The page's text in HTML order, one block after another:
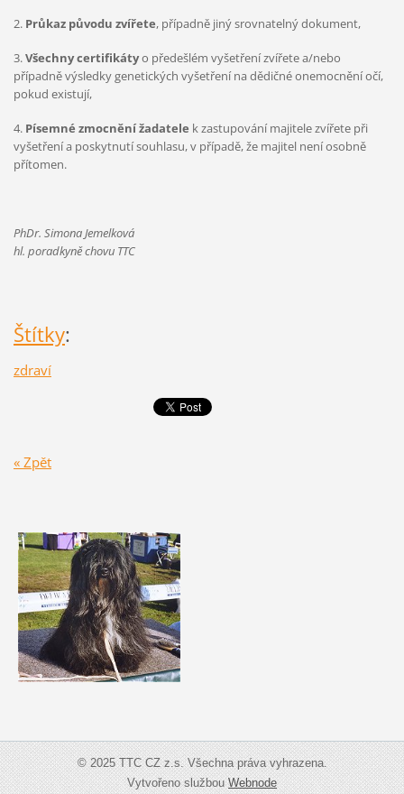
2. Průkaz původu zvířete, případně jiný srovnatelný dokument,
3.Všechny certifikátyo předešlém vyšetření zvířete a/nebo
případně výsledky genetických vyšetření na dědičné onemocnění očí,
pokud existují,
4. Písemné zmocnění žadatele k zastupování majitele zvířete při
vyšetření a poskytnutí souhlasu, v případě, že majitel není osobně
přítomen.
PhDr. Simona Jemelková
hl. poradkyně chovu TTC
Štítky:
zdraví
« Zpět
© 2025 TTC CZ z.s. Všechna práva vyhrazena.
Vytvořeno službouWebnode